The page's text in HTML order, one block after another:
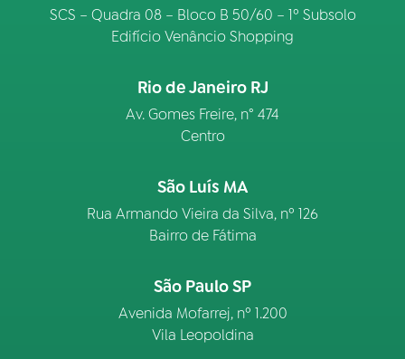
SCS – Quadra 08 – Bloco B 50/60 – 1º Subsolo
Edifício Venâncio Shopping
Rio de Janeiro RJ
Av. Gomes Freire, n° 474
Centro
São Luís MA
Rua Armando Vieira da Silva, nº 126
Bairro de Fátima
São Paulo SP
Avenida Mofarrej, nº 1.200
Vila Leopoldina